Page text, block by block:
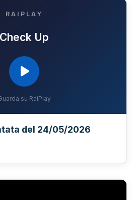
RAIPLAY
Check Up
su RaiPlay
del 24/05/2026